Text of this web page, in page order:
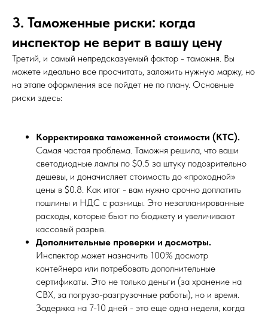
3. Таможенные риски: когда
инспектор не верит в вашу цену
Третий, и самый непредсказуемый фактор - таможня. Вы
можете идеально все просчитать, заложить нужную маржу, но
на этапе оформления все пойдет не по плану. Основные
риски здесь:
Корректировка таможенной стоимости (КТС).
Самая частая проблема. Таможня решила, что ваши
светодиодные лампы по $0.5 за штуку подозрительно
дешевы, и доначисляет стоимость до «проходной»
цены в $0.8. Как итог - вам нужно срочно доплатить
пошлины и НДС с разницы. Это незапланированные
расходы, которые бьют по бюджету и увеличивают
кассовый разрыв.
Дополнительные проверки и досмотры.
Инспектор может назначить 100% досмотр
контейнера или потребовать дополнительные
сертификаты. Это не только деньги (за хранение на
СВХ, за погрузо-разгрузочные работы), но и время.
Задержка на 7-10 дней - это еще одна неделя, когда